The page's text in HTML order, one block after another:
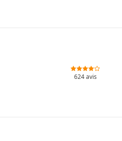
624 avis